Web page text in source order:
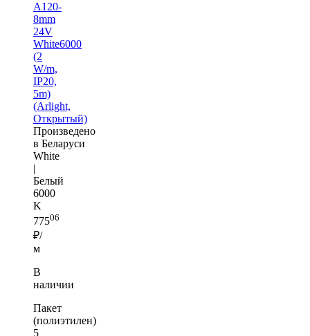
A120-
8mm
24V
White6000
(2
W/m,
IP20,
5m)
(Arlight,
Открытый)
Произведено
в Беларуси
White
|
Белый
6000
K
77506
₽/
м
В
наличии
Пакет
(полиэтилен)
5